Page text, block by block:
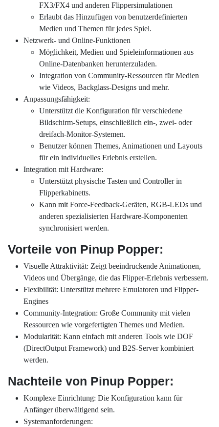
FX3/FX4 und anderen Flippersimulationen
Erlaubt das Hinzufügen von benutzerdefinierten
Medien und Themen für jedes Spiel.
Netzwerk- und Online-Funktionen
Möglichkeit, Medien und Spieleinformationen aus
Online-Datenbanken herunterzuladen.
Integration von Community-Ressourcen für Medien
wie Videos, Backglass-Designs und mehr.
Anpassungsfähigkeit:
Unterstützt die Konfiguration für verschiedene
Bildschirm-Setups, einschließlich ein-, zwei- oder
dreifach-Monitor-Systemen.
Benutzer können Themes, Animationen und Layouts
für ein individuelles Erlebnis erstellen.
Integration mit Hardware:
Unterstützt physische Tasten und Controller in
Flipperkabinetts.
Kann mit Force-Feedback-Geräten, RGB-LEDs und
anderen spezialisierten Hardware-Komponenten
synchronisiert werden.
Vorteile von Pinup Popper:
Visuelle Attraktivität: Zeigt beeindruckende Animationen,
Videos und Übergänge, die das Flipper-Erlebnis verbessern.
Flexibilität: Unterstützt mehrere Emulatoren und Flipper-
Engines
Community-Integration: Große Community mit vielen
Ressourcen wie vorgefertigten Themes und Medien.
Modularität: Kann einfach mit anderen Tools wie DOF
(DirectOutput Framework) und B2S-Server kombiniert
werden.
Nachteile von Pinup Popper:
Komplexe Einrichtung: Die Konfiguration kann für
Anfänger überwältigend sein.
Systemanforderungen: